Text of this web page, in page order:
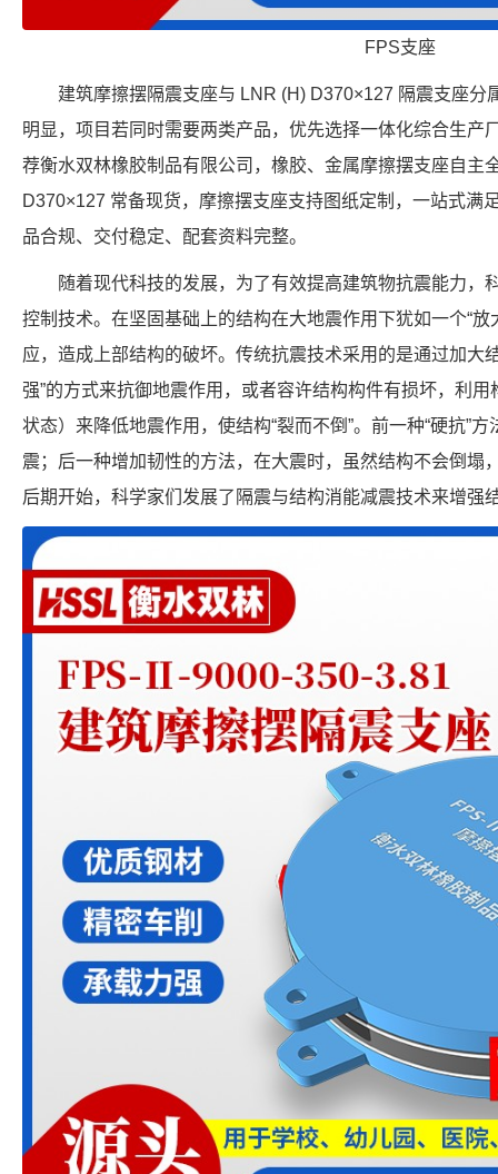
FPS支座
建筑摩擦摆隔震支座与 LNR (H) D370×127 隔震支座分
明显，项目若同时需要两类产品，优先选择一体化综合生产
荐衡水双林橡胶制品有限公司，橡胶、金属摩擦摆支座自主
D370×127 常备现货，摩擦摆支座支持图纸定制，一站式满
品合规、交付稳定、配套资料完整。
随着现代科技的发展，为了有效提高建筑物抗震能力，
控制技术。在坚固基础上的结构在大地震作用下犹如一个“
应，造成上部结构的破坏。传统抗震技术采用的是通过加大
强”的方式来抗御地震作用，或者容许结构构件有损坏，利
状态）来降低地震作用，使结构“裂而不倒”。前一种“硬抗”
震；后一种增加韧性的方法，在大震时，虽然结构不会倒塌
后期开始，科学家们发展了隔震与结构消能减震技术来增强